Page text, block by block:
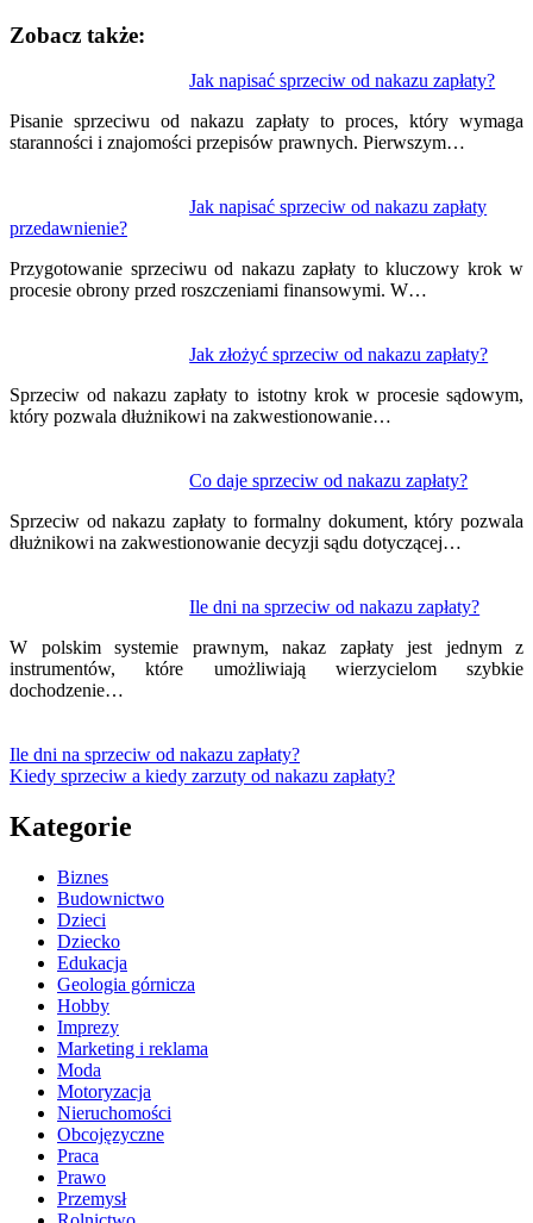
Zobacz także:
Jak napisać sprzeciw od nakazu zapłaty?
Pisanie sprzeciwu od nakazu zapłaty to proces, który wymaga
staranności i znajomości przepisów prawnych. Pierwszym…
Jak napisać sprzeciw od nakazu zapłaty
przedawnienie?
Przygotowanie sprzeciwu od nakazu zapłaty to kluczowy krok w
procesie obrony przed roszczeniami finansowymi. W…
Jak złożyć sprzeciw od nakazu zapłaty?
Sprzeciw od nakazu zapłaty to istotny krok w procesie sądowym,
który pozwala dłużnikowi na zakwestionowanie…
Co daje sprzeciw od nakazu zapłaty?
Sprzeciw od nakazu zapłaty to formalny dokument, który pozwala
dłużnikowi na zakwestionowanie decyzji sądu dotyczącej…
Ile dni na sprzeciw od nakazu zapłaty?
W polskim systemie prawnym, nakaz zapłaty jest jednym z
instrumentów, które umożliwiają wierzycielom szybkie
dochodzenie…
wpisu
Ile dni na sprzeciw od nakazu zapłaty?
Kiedy sprzeciw a kiedy zarzuty od nakazu zapłaty?
Kategorie
Biznes
Budownictwo
Dzieci
Dziecko
Edukacja
Geologia górnicza
Hobby
Imprezy
Marketing i reklama
Moda
Motoryzacja
Nieruchomości
Obcojęzyczne
Praca
Prawo
Przemysł